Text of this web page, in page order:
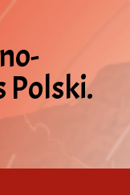
Polski.